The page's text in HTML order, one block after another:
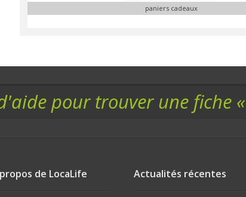
paniers cadeaux
pour trouver une fiche
de LocaLife Actualités récentes